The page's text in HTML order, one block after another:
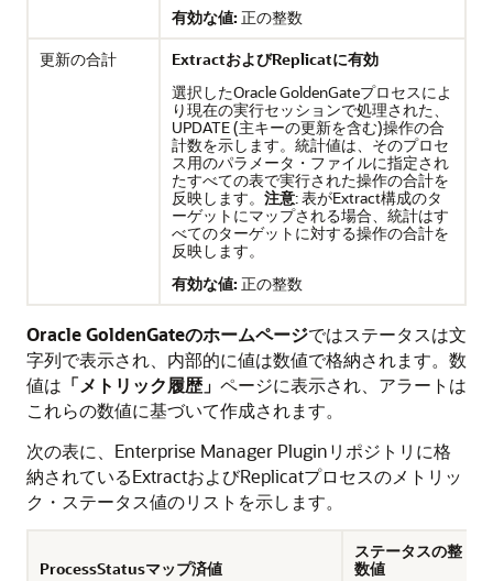
有効な値: 正の整数
更新の合計
ExtractおよびReplicatに有効
選択したOracle GoldenGateプロセスによ
り現在の実行セッションで処理された、
UPDATE (主キーの更新を含む)操作の合
計数を示します。統計値は、そのプロセ
ス用のパラメータ・ファイルに指定され
たすべての表で実行された操作の合計を
反映します。 注意: 表がExtract構成のタ
ーゲットにマップされる場合、統計はす
べてのターゲットに対する操作の合計を
反映します。
有効な値: 正の整数
Oracle GoldenGateのホームページではステータスは文
字列で表示され、内部的に値は数値で格納されます。数
値は 「メトリック履歴」 ページに表示され、アラートは
これらの数値に基づいて作成されます。
次の表に、 Enterprise Manager Pluginリポジトリに格
納されているExtractおよびReplicatプロセスのメトリッ
ク・ステータス値のリストを示します。
ProcessStatusマップ済値
ステータスの整
数値